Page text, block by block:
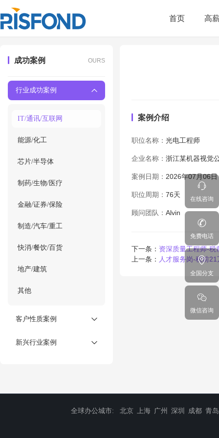
首页 高
成功案例 OURS
行业成功案例
IT/通讯/互联网
能源/化工
芯片/半导体
制药/生物/医疗
金融/证券/保险
制造/汽车/重工
快消/餐饮/百货
地产/建筑
其他
客户性质案例
新兴行业案例
案例介绍
职位名称： 光电工程师
企业名称： 浙江某机器视觉
案例日期： 2026年07月06日
职位周期： 76天
顾问团队： Alvin
下一条： 资深质量工程师-税
上一条： 人才服务岗-税前
全球办公城市: 北京 上海 广州 深圳 成都 青岛
在线咨询
免费电话
全国分支
微信咨询